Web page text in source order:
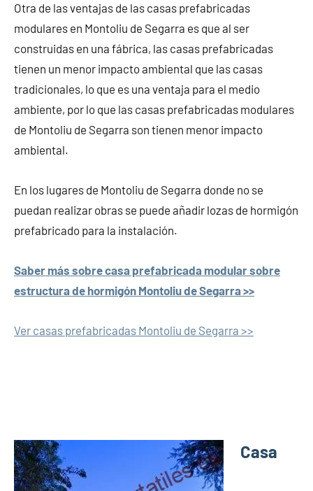
Otra de las ventajas de las casas prefabricadas
modulares en Montoliu de Segarra es que al ser
construidas en una fábrica, las casas prefabricadas
tienen un menor impacto ambiental que las casas
tradicionales, lo que es una ventaja para el medio
ambiente, por lo que las casas prefabricadas modulares
de Montoliu de Segarra son tienen menor impacto
ambiental.
En los lugares de Montoliu de Segarra donde no se
puedan realizar obras se puede añadir lozas de hormigón
prefabricado para la instalación.
Saber más sobre casa prefabricada modular sobre
estructura de hormigón Montoliu de Segarra >>
Ver casas prefabricadas Montoliu de Segarra >>
Casa